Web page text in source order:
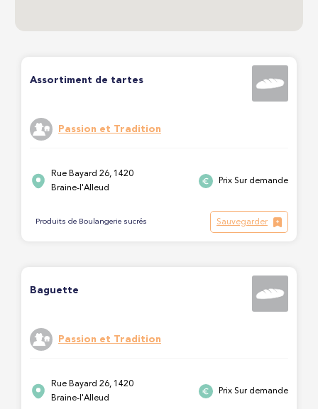
Assortiment de tartes
Passion et Tradition
Rue Bayard 26, 1420
Braine-l'Alleud
Prix Sur demande
Produits de Boulangerie sucrés Sauvegarder
Baguette
Passion et Tradition
Rue Bayard 26, 1420
Braine-l'Alleud
Prix Sur demande